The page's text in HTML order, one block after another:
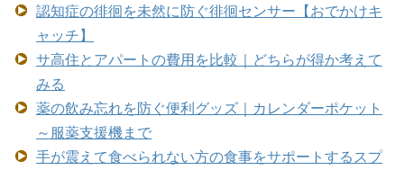
認知症の徘徊を未然に防ぐ徘徊センサー【おでかけキ
ャッチ】
サ高住とアパートの費用を比較｜どちらが得か考えて
みる
薬の飲み忘れを防ぐ便利グッズ｜カレンダーポケット
～服薬支援機まで
手が震えて食べられない方の食事をサポートするスプ